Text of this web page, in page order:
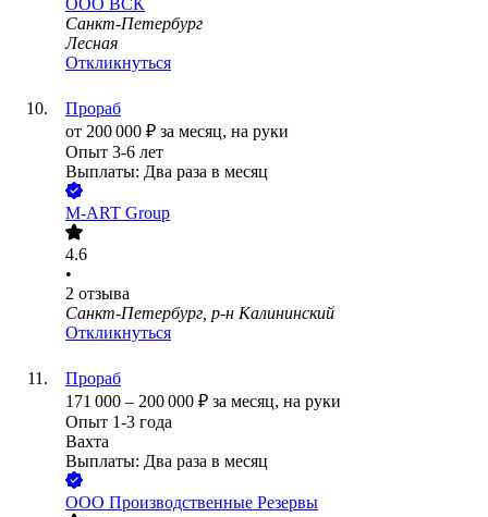
ООО ВСК
Санкт-Петербург
Лесная
Откликнуться
Прораб
от 200 000 ₽ за месяц, на руки
Опыт 3-6 лет
Выплаты: Два раза в месяц
М-АRT Group
4.6
•
2 отзыва
Санкт-Петербург, р-н Калининский
Откликнуться
Прораб
171 000 – 200 000 ₽ за месяц, на руки
Опыт 1-3 года
Вахта
Выплаты: Два раза в месяц
ООО Производственные Резервы